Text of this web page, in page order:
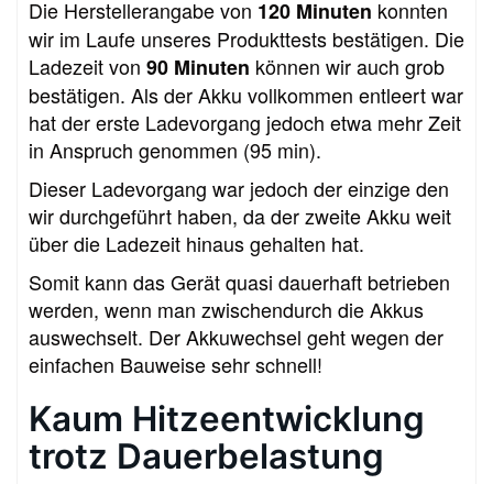
Die Herstellerangabe von 120 Minuten konnten
wir im Laufe unseres Produkttests bestätigen. Die
Ladezeit von 90 Minuten können wir auch grob
bestätigen. Als der Akku vollkommen entleert war
hat der erste Ladevorgang jedoch etwa mehr Zeit
in Anspruch genommen (95 min).
Dieser Ladevorgang war jedoch der einzige den
wir durchgeführt haben, da der zweite Akku weit
über die Ladezeit hinaus gehalten hat.
Somit kann das Gerät quasi dauerhaft betrieben
werden, wenn man zwischendurch die Akkus
auswechselt. Der Akkuwechsel geht wegen der
einfachen Bauweise sehr schnell!
Kaum Hitzeentwicklung
trotz Dauerbelastung